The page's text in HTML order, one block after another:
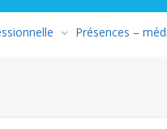
Présences –